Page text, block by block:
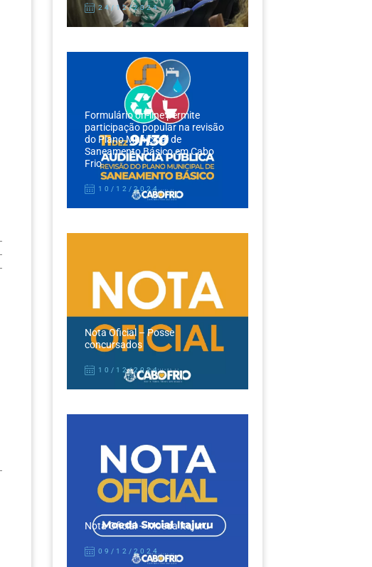
24/12/2024
Formulário on-line permite
participação popular na revisão
do Plano Municipal de
Saneamento Básico em Cabo
Frio
10/12/2024
Nota Oficial – Posse
concursados
10/12/2024
Nota Oficial – Moeda Itajuru
09/12/2024